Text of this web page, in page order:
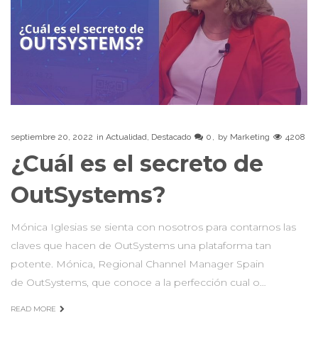
septiembre 20, 2022 in Actualidad Destacado 0 by Marketing 4208
¿Cuál es el secreto de
OutSystems?
Mónica Iglesias se sienta con nosotros para contarnos las
claves que hacen de OutSystems una plataforma tan
potente. Mónica, Regional Channel Manager Spain
de OutSystems, que conoce a la perfección cual o…
READ MORE